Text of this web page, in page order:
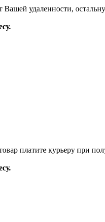
Вашей удаленности,
платите курьеру при